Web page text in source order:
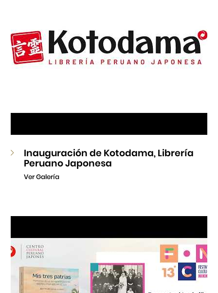
Inauguración de Kotodama, Librería
Peruano Japonesa
Ver Galería